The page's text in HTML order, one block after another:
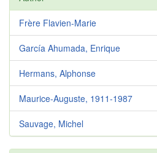
Frère Flavien-Marie
García Ahumada, Enrique
Hermans, Alphonse
Maurice-Auguste, 1911-1987
Sauvage, Michel